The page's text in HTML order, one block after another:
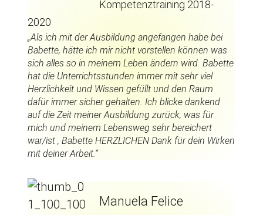
Kompetenztraining 2018-
2020
„Als ich mit der Ausbildung angefangen habe bei
Babette, hätte ich mir nicht vorstellen können was
sich alles so in meinem Leben ändern wird. Babette
hat die Unterrichtsstunden immer mit sehr viel
Herzlichkeit und Wissen gefüllt und den Raum
dafür immer sicher gehalten. Ich blicke dankend
auf die Zeit meiner Ausbildung zurück, was für
mich und meinem Lebensweg sehr bereichert
war/ist , Babette HERZLICHEN Dank für dein Wirken
mit deiner Arbeit.“
Manuela Felice